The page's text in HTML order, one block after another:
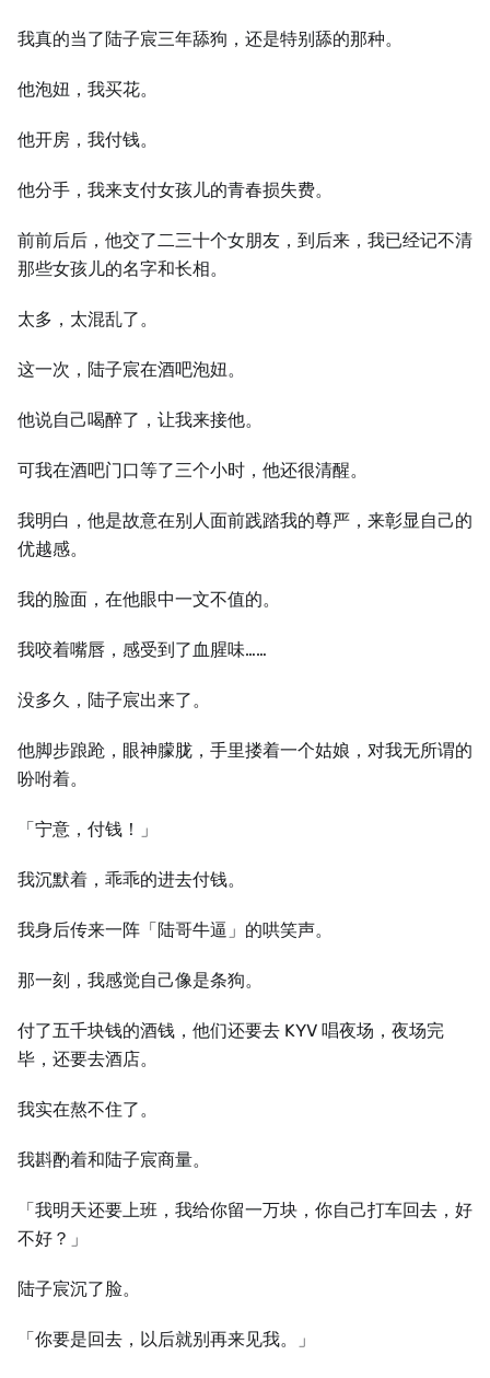
我真的当了陆子宸三年舔狗，还是特别舔的那种。
他泡妞，我买花。
他开房，我付钱。
他分手，我来支付女孩儿的青春损失费。
前前后后，他交了二三十个女朋友，到后来，我已经记不清
那些女孩儿的名字和长相。
太多，太混乱了。
这一次，陆子宸在酒吧泡妞。
他说自己喝醉了，让我来接他。
可我在酒吧门口等了三个小时，他还很清醒。
我明白，他是故意在别人面前践踏我的尊严，来彰显自己的
优越感。
我的脸面，在他眼中一文不值的。
我咬着嘴唇，感受到了血腥味……
没多久，陆子宸出来了。
他脚步踉跄，眼神朦胧，手里搂着一个姑娘，对我无所谓的
吩咐着。
「宁意，付钱！」
我沉默着，乖乖的进去付钱。
我身后传来一阵「陆哥牛逼」的哄笑声。
那一刻，我感觉自己像是条狗。
付了五千块钱的酒钱，他们还要去 KYV 唱夜场，夜场完
毕，还要去酒店。
我实在熬不住了。
我斟酌着和陆子宸商量。
「我明天还要上班，我给你留一万块，你自己打车回去，好
不好？」
陆子宸沉了脸。
「你要是回去，以后就别再来见我。」